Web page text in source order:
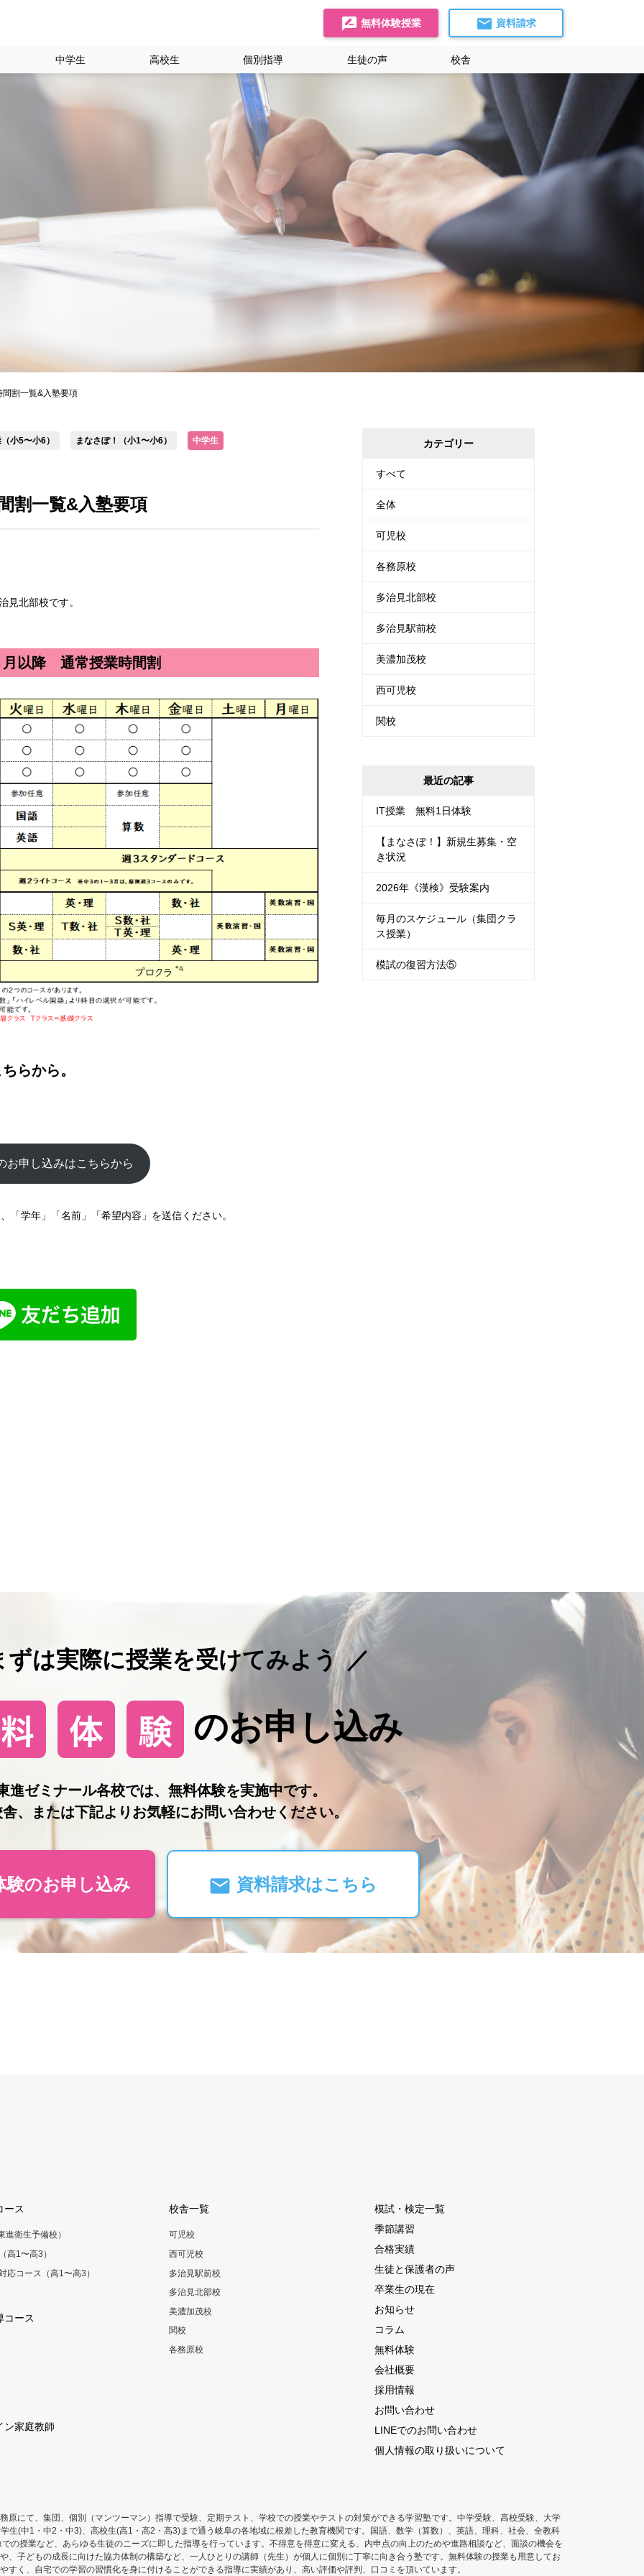
無料体験授業 資料請求
中学生 高校生 個別指導 生徒の声 校舎
割一覧&入塾要項
小5〜小6） まなさぽ！（小1〜小6） 中学生
割一覧&入塾要項
見北部校です。
以降 通常授業時間割
らから。
お申し込みはこちらから
「学年」「名前」「希望内容」を送信ください。
カテゴリー
すべて
全体
可児校
各務原校
多治見北部校
多治見駅前校
美濃加茂校
西可児校
関校
最近の記事
IT授業 無料1日体験
【まなさぽ！】新規生募集・空
き状況
2026年《漢検》受験案内
毎月のスケジュール（集団クラ
ス授業）
模試の復習方法⑤
ずは実際に授業を受けてみよう
のお申し込み
進ゼミナール各校では、無料体験を実施中です。
、または下記よりお気軽にお問い合わせください。
のお申し込み 資料請求はこちら
ース
進衛生予備校）
高1〜高3）
応コース（高1〜高3）
コース
ン家庭教師
校舎一覧
可児校
西可児校
多治見駅前校
多治見北部校
美濃加茂校
関校
各務原校
模試・検定一覧
季節講習
合格実績
生徒と保護者の声
卒業生の現在
お知らせ
コラム
無料体験
会社概要
採用情報
お問い合わせ
LINEでのお問い合わせ
個人情報の取り扱いについて
原にて、集団、個別（マンツーマン）指導で受験、定期テスト、学校での授業やテストの対策ができる学習塾です。中学受験、高校受験、大学
生(中1・中2・中3)、高校生(高1・高2・高3)まで通う岐阜の各地域に根差した教育機関です。国語、数学（算数）、英語、理科、社会、全教科
の授業など、あらゆる生徒のニーズに即した指導を行っています。不得意を得意に変える、内申点の向上のためや進路相談など、面談の機会を
、子どもの成長に向けた協力体制の構築など、一人ひとりの講師（先生）が個人に個別に丁寧に向き合う塾です。無料体験の授業も用意してお
く、自宅での学習の習慣化を身に付けることができる指導に実績があり、高い評価や評判、口コミを頂いています。